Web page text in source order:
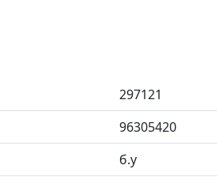
297121
96305420
б.у